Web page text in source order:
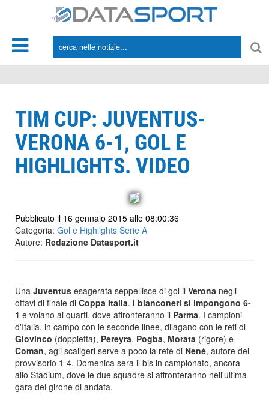
TIM CUP: JUVENTUS-
VERONA 6-1, GOL E
HIGHLIGHTS. VIDEO
Pubblicato il 16 gennaio 2015 alle 08:00:36
Categoria: Gol e Highlights Serie A
Autore: Redazione Datasport.it
Una Juventus esagerata seppellisce di gol il Verona negli
ottavi di finale di Coppa Italia. I bianconeri si impongono 6-
1 e volano ai quarti, dove affronteranno il Parma. I campioni
d'Italia, in campo con le seconde linee, dilagano con le reti di
Giovinco (doppietta), Pereyra, Pogba, Morata (rigore) e
Coman, agli scaligeri serve a poco la rete di Nené, autore del
provvisorio 1-4. Domenica sera il bis in campionato, ancora
allo Stadium, dove le due squadre si affronteranno nell'ultima
gara del girone di andata.